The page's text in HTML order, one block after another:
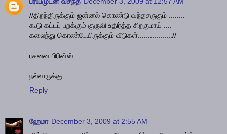
//திறந்திருக்கும் ஜன்னல் கொண்டு வந்தசருகும் ........
கூடு கட்டப் பறக்கும் குருவி உதிர்த்த சிறகுமாய் ....
கலைந்து கொண்டேயிருக்கும் வீடுகள்.................//
ரசனை பிரின்ஸ்
நல்லாருக்கு...
Reply
ஹேமா December 3, 2009 at 2:55 AM